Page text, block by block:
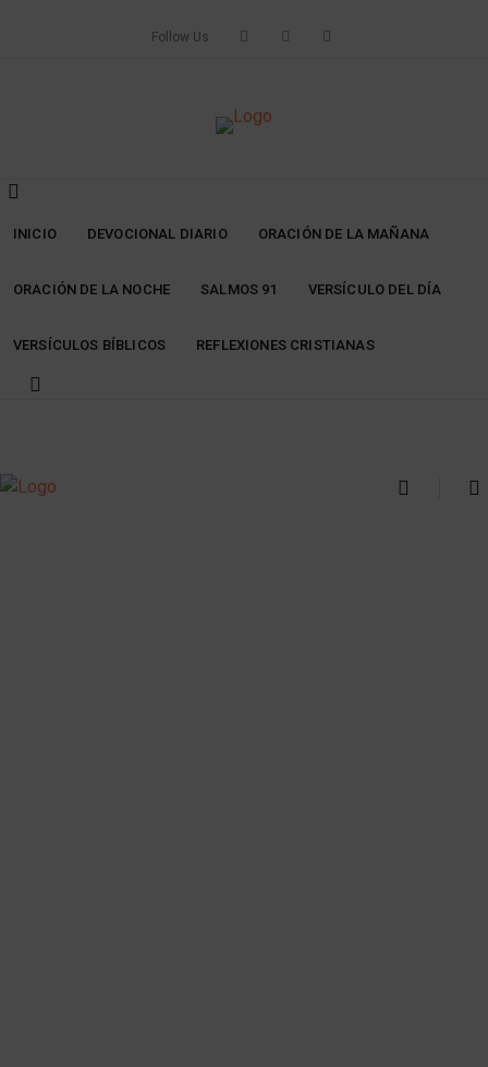
Follow Us
INICIO DEVOCIONAL DIARIO ORACIÓN DE LA MAÑANA
ORACIÓN DE LA NOCHE SALMOS 91 VERSÍCULO DEL DÍA
VERSÍCULOS BÍBLICOS REFLEXIONES CRISTIANAS